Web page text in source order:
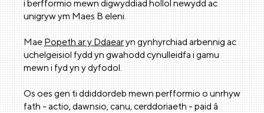
i berfformio mewn digwyddiad hollol newydd ac
unigryw ym Maes B eleni.
MaePopeth ar y Ddaearyn gynhyrchiad arbennig ac
uchelgeisiol fydd yn gwahodd cynulleidfa i gamu
mewn i fyd yn y dyfodol.
Os oes gen ti ddiddordeb mewn perfformio o unrhyw
fath - actio, dawnsio, canu, cerddoriaeth - paid â